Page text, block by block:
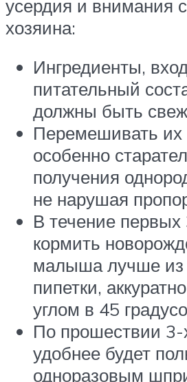
усердия и внимания
хозяина:
Ингредиенты,
питательный
должны быть
Перемешивать их
особенно
получения
не нарушая
В течение первых
кормить
малыша лучше из
пипетки,
углом в 45
По прошествии 3-
удобнее будет
одноразовым